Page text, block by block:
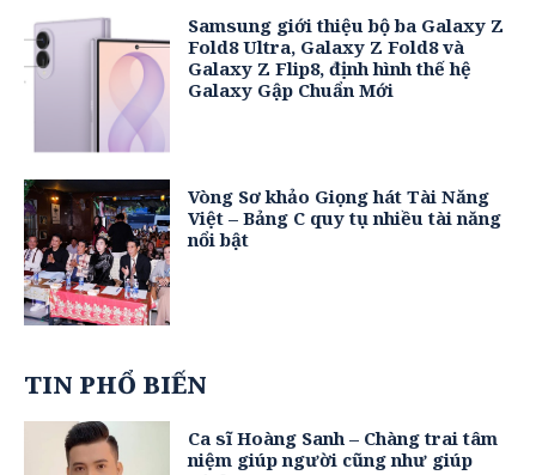
Samsung giới thiệu bộ ba Galaxy Z
Fold8 Ultra, Galaxy Z Fold8 và
Galaxy Z Flip8, định hình thế hệ
Galaxy Gập Chuẩn Mới
Vòng Sơ khảo Giọng hát Tài Năng
Việt – Bảng C quy tụ nhiều tài năng
nổi bật
TIN PHỔ BIẾN
Ca sĩ Hoàng Sanh – Chàng trai tâm
niệm giúp người cũng như giúp